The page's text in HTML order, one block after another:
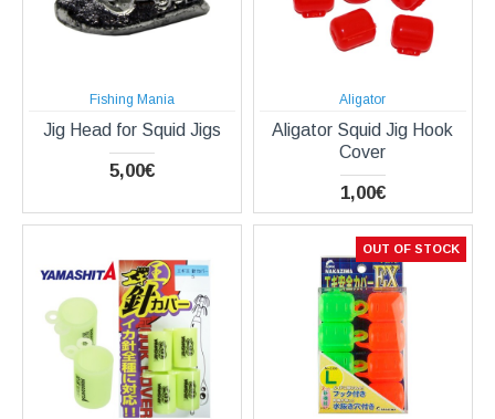
Fishing Mania
Jig Head for Squid Jigs
5,00€
Aligator
Aligator Squid Jig Hook
Cover
1,00€
OUT OF STOCK